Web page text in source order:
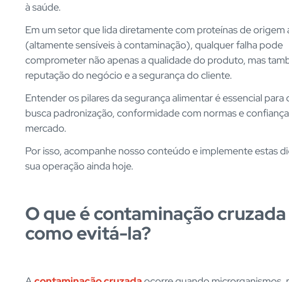
à saúde.
Em um setor que lida diretamente com proteínas de origem
(altamente sensíveis à contaminação), qualquer falha pode
comprometer não apenas a qualidade do produto, mas
reputação do negócio e a segurança do cliente.
Entender os pilares da segurança alimentar é essencial para
busca padronização, conformidade com normas e
mercado.
Por isso, acompanhe nosso conteúdo e implemente estas
sua operação ainda hoje.
O que é contaminação
como evitá-la?